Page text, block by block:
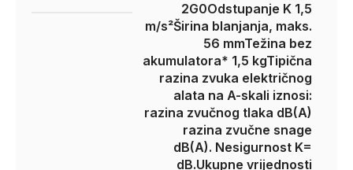
2G0Odstupanje K 1,5
m/s²Širina blanjanja, maks.
56 mmTežina bez
akumulatora* 1,5 kgTipična
razina zvuka električnog
alata na A-skali iznosi:
razina zvučnog tlaka dB(A)
razina zvučne snage
dB(A). Nesigurnost K=
dB.Ukupne vrijednosti